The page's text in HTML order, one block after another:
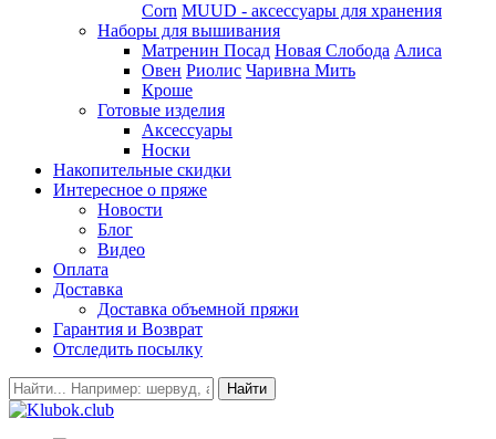
Corn MUUD - аксессуары для хранения
Наборы для вышивания
Матренин Посад Новая Слобода Алиса
Овен Риолис Чаривна Мить
Кроше
Готовые изделия
Аксессуары
Носки
Накопительные скидки
Интересное о пряже
Новости
Блог
Видео
Оплата
Доставка
Доставка объемной пряжи
Гарантия и Возврат
Отследить посылку
Найти